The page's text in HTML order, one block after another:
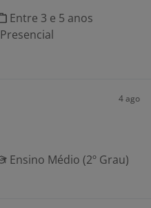
Entre 3 e 5 anos
Presencial
4 ago
Ensino Médio (2º Grau)